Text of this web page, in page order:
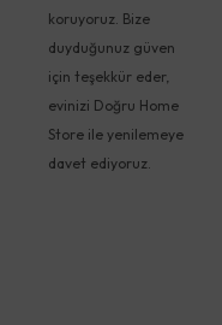
koruyoruz. Bize
duyduğunuz güven
için teşekkür eder,
evinizi Doğru Home
Store ile yenilemeye
davet ediyoruz.